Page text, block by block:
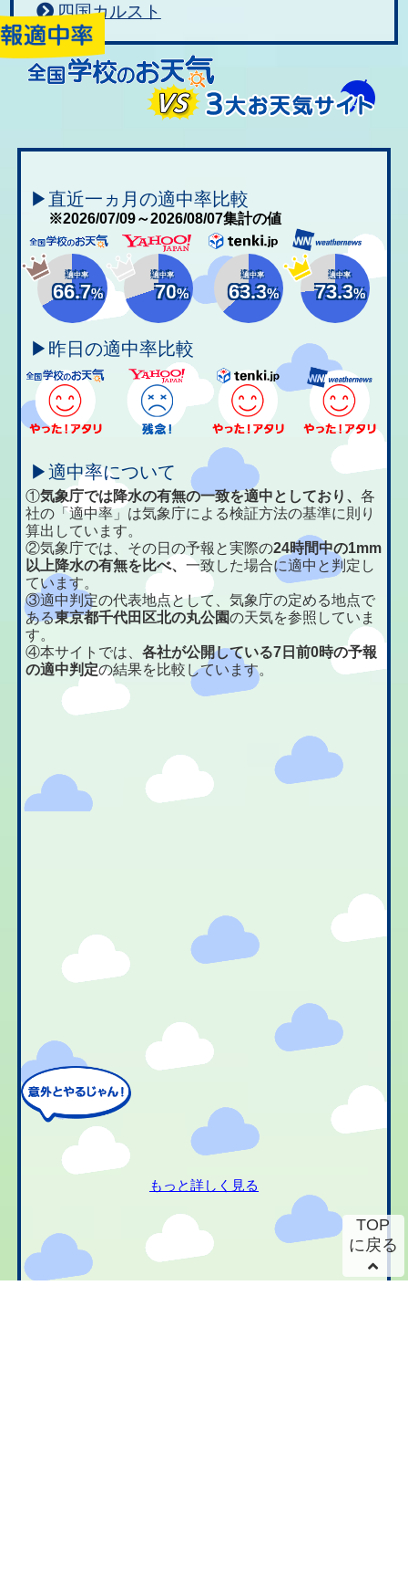
四国カルスト
▶直近一ヵ月の適中率比較
※2026/07/09～2026/08/07集計の値
適中率
66.7%
適中率
70%
適中率
63.3%
適中率
73.3%
▶昨日の適中率比較
▶適中率について
①気象庁では降水の有無の一致を適中としており、各
社の「適中率」は気象庁による検証方法の基準に則り
算出しています。
②気象庁では、その日の予報と実際の24時間中の1mm
以上降水の有無を比べ、一致した場合に適中と判定し
ています。
③適中判定の代表地点として、気象庁の定める地点で
ある東京都千代田区北の丸公園の天気を参照していま
す。
④本サイトでは、各社が公開している7日前0時の予報
の適中判定の結果を比較しています。
もっと詳しく見る
TOP
に戻る